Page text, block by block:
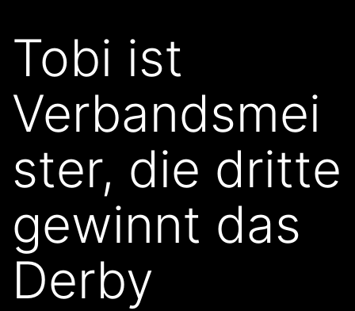
Tobi ist
Verbandsmei
ster, die dritte
gewinnt das
Derby